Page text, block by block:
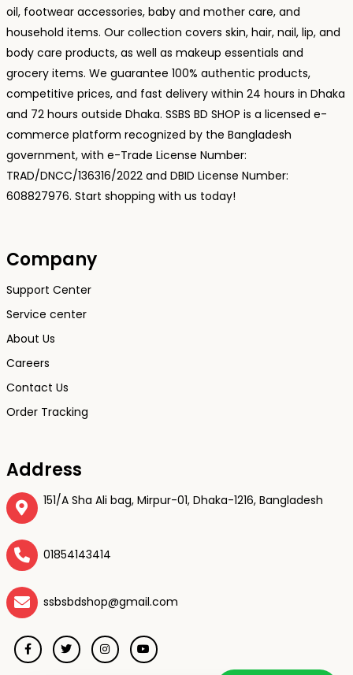
oil, footwear accessories, baby and mother care, and
household items. Our collection covers skin, hair, nail, lip, and
body care products, as well as makeup essentials and
grocery items. We guarantee 100% authentic products,
competitive prices, and fast delivery within 24 hours in Dhaka
and 72 hours outside Dhaka. SSBS BD SHOP is a licensed e-
commerce platform recognized by the Bangladesh
government, with e-Trade License Number:
TRAD/DNCC/136316/2022 and DBID License Number:
608827976. Start shopping with us today!
Company
Support Center
Service center
About Us
Careers
Contact Us
Order Tracking
Address
151/A Sha Ali bag, Mirpur-01, Dhaka-1216, Bangladesh
01854143414
ssbsbdshop@gmail.com